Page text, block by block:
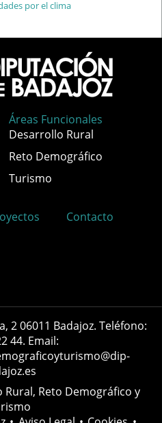
Áreas Funcionales
Desarrollo Rural
Reto Demográfico
Turismo
Contacto
2 06011 Badajoz. Teléfono:
44. Email:
Reto Demográfico y